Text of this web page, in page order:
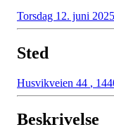
Torsdag 12. juni
Sted
Husvikveien 44 ,
Beskrivelse